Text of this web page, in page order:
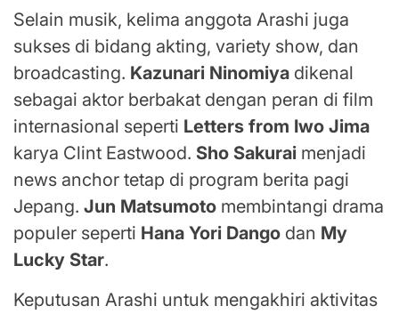
Selain musik, kelima anggota Arashi juga
sukses di bidang akting, variety show, dan
broadcasting. Kazunari Ninomiya dikenal
sebagai aktor berbakat dengan peran di film
internasional seperti Letters from Iwo Jima
karya Clint Eastwood. Sho Sakurai menjadi
news anchor tetap di program berita pagi
Jepang. Jun Matsumoto membintangi drama
populer seperti Hana Yori Dango dan My
Lucky Star.
Keputusan Arashi untuk mengakhiri aktivitas